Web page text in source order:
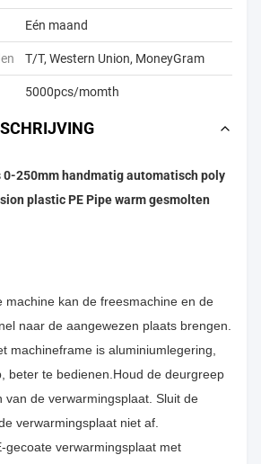
Eén maand
T/T, Western Union, MoneyGram
5000pcs/momth
0-250mm handmatig automatisch poly
plastic PE Pipe warm gesmolten
machine kan de freesmachine en de
naar de aangewezen plaats brengen.
machineframe is aluminiumlegering,
beter te bedienen.Houd de deurgreep
van de verwarmingsplaat. Sluit de
verwarmingsplaat niet af.
gecoate verwarmingsplaat met